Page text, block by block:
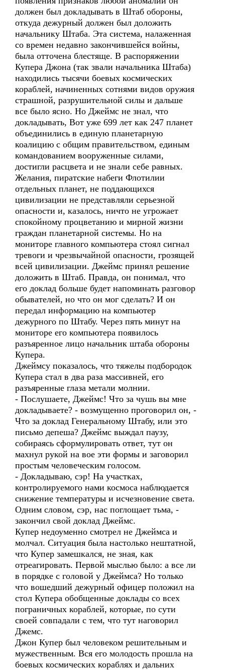
должен был докладывать в Штаб обороны,
откуда дежурный должен был доложить
начальнику Штаба. Эта система, налаженная
со времен недавно закончившейся войны,
была отточена блестяще. В распоряжении
Купера Джона (так звали начальника Штаба)
находились тысячи боевых космических
кораблей, начиненных сотнями видов оружия
страшной, разрушительной силы и дальше
все было ясно. Но Джеймс не знал, что
докладывать, Вот уже 699 лет как 247 планет
объединились в единую планетарную
коалицию с общим правительством, единым
командованием вооруженные силами,
достигли расцвета и не знали себе равных.
Желания, пиратские набеги Флотилии
отдельных планет, не поддающихся
цивилизации не представляли серьезной
опасности и, казалось, ничто не угрожает
спокойному процветанию и мирной жизни
граждан планетарной системы. Но на
мониторе главного компьютера стоял сигнал
тревоги и чрезвычайной опасности, грозящей
всей цивилизации. Джеймс принял решение
доложить в Штаб. Правда, он понимал, что
его доклад больше будет напоминать разговор
обывателей, но что он мог сделать? И он
передал информацию на компьютер
дежурного по Штабу. Через пять минут на
мониторе его компьютера появилось
разъяренное лицо начальник штаба обороны
Купера.
Джеймсу показалось, что тяжелы подбородок
Купера стал в два раза массивней, его
разъяренные глаза метали молнии.
- Послушаете, Джеймс! Что за чушь вы мне
докладываете? - возмущенно проговорил он, -
Что за доклад Генеральному Штабу, или это
письмо депеша? Джеймс выждал паузу,
собираясь сформулировать ответ, тут он
махнул рукой на вое эти формы и заговорил
простым человеческим голосом.
- Докладываю, сэр! На участках,
контролируемого нами космоса наблюдается
снижение температуры и исчезновение света.
Одним словом, сэр, нас поглощает тьма, -
закончил свой доклад Джеймс.
Купер недоуменно смотрел не Джеймса и
молчал. Ситуация была настолько нештатной,
что Купер замешкался, не зная, как
отреагировать. Первой мыслью было: а все ли
в порядке с головой у Джеймса? Но только
что вошедший дежурный офицер положил на
стол Купера обобщенные доклады со всех
пограничных кораблей, которые, по сути
своей совпадали с тем, что тут наговорил
Джемс.
Джон Купер был человеком решительным и
мужественным. Вся его молодость прошла на
боевых космических кораблях и дальних